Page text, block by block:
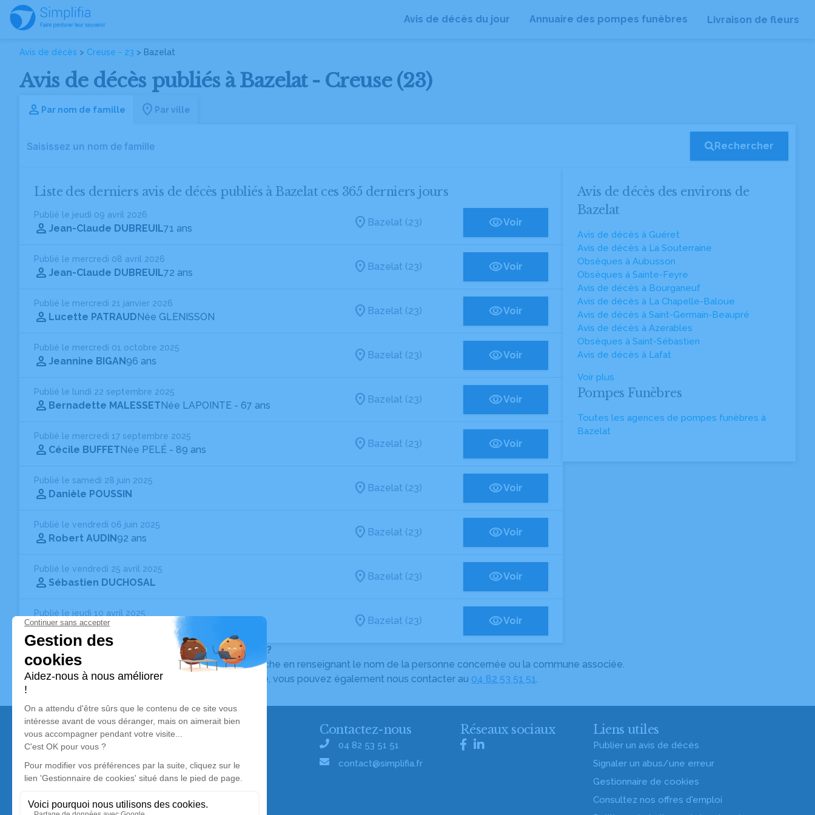
Avis de décès du jour Annuaire des pompes funèbres Livraison de fleurs
Avis de décès > Creuse - 23 > Bazelat
Avis de décès publiés à Bazelat - Creuse (23)
Par nom de famille Par ville
Rechercher
Liste des derniers avis de décès publiés à Bazelat ces 365 derniers jours
Publié le jeudi 09 avril 2026
Jean-Claude DUBREUIL71 ans
Bazelat (23) Voir
Publié le mercredi 08 avril 2026
Jean-Claude DUBREUIL72 ans
Bazelat (23) Voir
Publié le mercredi 21 janvier 2026
Lucette PATRAUDNée GLENISSON
Bazelat (23) Voir
Publié le mercredi 01 octobre 2025
Jeannine BIGAN96 ans
Bazelat (23) Voir
Publié le lundi 22 septembre 2025
Bernadette MALESSETNée LAPOINTE - 67 ans
Bazelat (23) Voir
Publié le mercredi 17 septembre 2025
Cécile BUFFETNée PELÉ - 89 ans
Bazelat (23) Voir
Publié le samedi 28 juin 2025
Danièle POUSSIN
Bazelat (23) Voir
Publié le vendredi 06 juin 2025
Robert AUDIN92 ans
Bazelat (23) Voir
Publié le vendredi 25 avril 2025
Sébastien DUCHOSAL
Bazelat (23) Voir
Publié le jeudi 10 avril 2025
Roger DEBROSSE
Bazelat (23) Voir
Avis de décès des environs de
Bazelat
Avis de décès à Guéret
Avis de décès à La Souterraine
Obsèques à Aubusson
Obsèques à Sainte-Feyre
Avis de décès à Bourganeuf
Avis de décès à La Chapelle-Baloue
Avis de décès à Saint-Germain-Beaupré
Avis de décès à Azerables
Obsèques à Saint-Sébastien
Avis de décès à Lafat
Voir plus
Pompes Funèbres
Toutes les agences de pompes funèbres à
Bazelat
Vous ne trouvez pas l’avis de décès recherché ?
Pour affiner votre recherche, utilisez la barre de recherche en renseignant le nom de la personne concernée ou la commune associée.
Pour toute question relative au fonctionnement du site, vous pouvez également nous contacter au 04 82 53 51 51.
Nos services
Avis de décès
Liste des familles
Annuaire des pompes funèbres
Livraison de fleurs
Contactez-nous
04 82 53 51 51
contact@simplifia.fr
Réseaux sociaux Liens utiles
Publier un avis de décès
Signaler un abus/une erreur
Gestionnaire de cookies
Consultez nos offres d'emploi